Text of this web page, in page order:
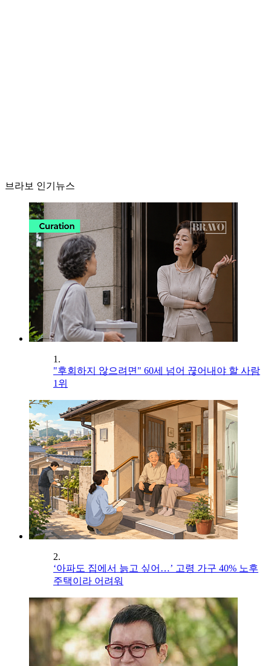
브라보 인기뉴스
1.
"후회하지 않으려면" 60세 넘어 끊어내야 할 사람
1위
2.
‘아파도 집에서 늙고 싶어…’ 고령 가구 40% 노후
주택이라 어려워